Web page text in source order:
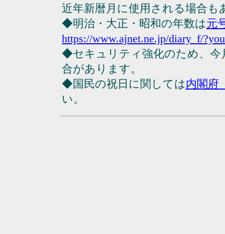
近年新暦月に使用される場合も
◆明治・大正・昭和の年数は元
https://www.ajnet.ne.jp/diary_f/
◆セキュリティ強化のため、今
合があります。
◆国民の祝日に関しては内閣府
い。